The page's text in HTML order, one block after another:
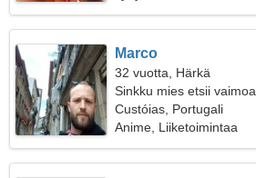
Marco
32 vuotta, Härkä
Sinkku mies etsii vaimoa
Custóias, Portugali
Anime, Liiketoimintaa